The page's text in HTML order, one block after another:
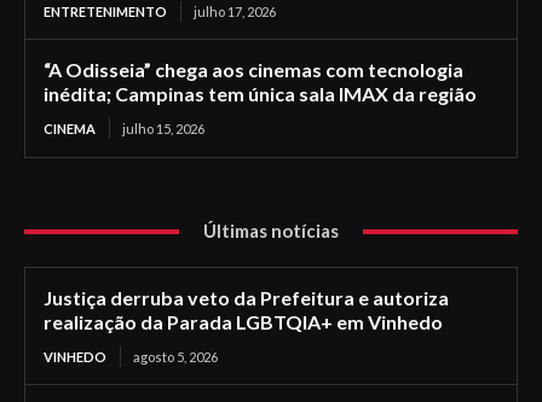
ENTRETENIMENTO julho 17, 2026
“A Odisseia” chega aos cinemas com tecnologia
inédita; Campinas tem única sala IMAX da região
CINEMA julho 15, 2026
Últimas notícias
Justiça derruba veto da Prefeitura e autoriza
realização da Parada LGBTQIA+ em Vinhedo
VINHEDO agosto 5, 2026